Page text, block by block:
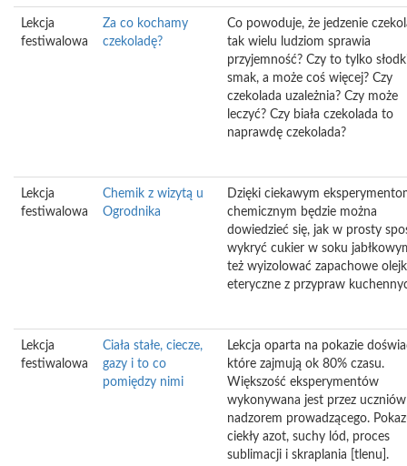
Lekcja
festiwalowa
Za co kochamy
czekoladę?
Co powoduje, że jedzenie
tak wielu ludziom sprawia
przyjemność? Czy to tylko
smak, a może coś więcej? Czy
czekolada uzależnia? Czy może
leczyć? Czy biała czekolada to
naprawdę czekolada?
Lekcja
festiwalowa
Chemik z wizytą u
Ogrodnika
Dzięki ciekawym
chemicznym będzie można
dowiedzieć się, jak w prosty
wykryć cukier w soku
też wyizolować zapachowe
eteryczne z przypraw
Lekcja
festiwalowa
Ciała stałe, ciecze,
gazy i to co
pomiędzy nimi
Lekcja oparta na pokazie
które zajmują ok 80% czasu.
Większość eksperymentów
wykonywana jest przez
nadzorem prowadzącego.
ciekły azot, suchy lód, proces
sublimacji i skraplania [tlenu].